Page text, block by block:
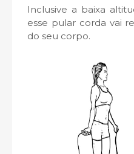
Inclusive a baixa
esse pular corda vai
do seu corpo.